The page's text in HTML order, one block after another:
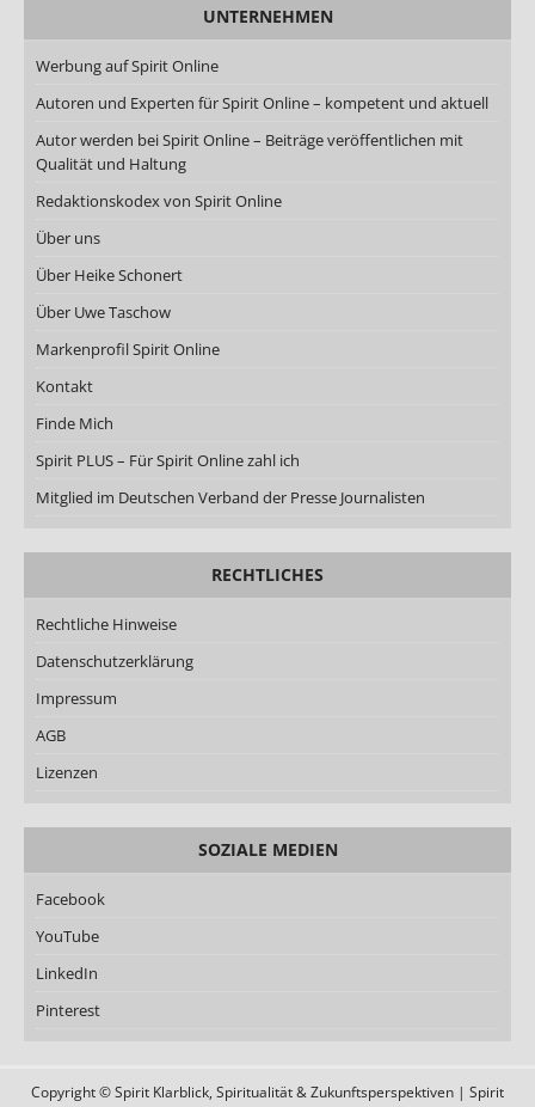
UNTERNEHMEN
Werbung auf Spirit Online
Autoren und Experten für Spirit Online – kompetent und aktuell
Autor werden bei Spirit Online – Beiträge veröffentlichen mit
Qualität und Haltung
Redaktionskodex von Spirit Online
Über uns
Über Heike Schonert
Über Uwe Taschow
Markenprofil Spirit Online
Kontakt
Finde Mich
Spirit PLUS – Für Spirit Online zahl ich
Mitglied im Deutschen Verband der Presse Journalisten
RECHTLICHES
Rechtliche Hinweise
Datenschutzerklärung
Impressum
AGB
Lizenzen
SOZIALE MEDIEN
Facebook
YouTube
LinkedIn
Pinterest
Copyright © Spirit Klarblick, Spiritualität & Zukunftsperspektiven | Spirit